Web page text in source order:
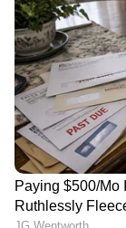
നീണ്ട ക്യൂ
നോട്ടിന്
അച്ചടി